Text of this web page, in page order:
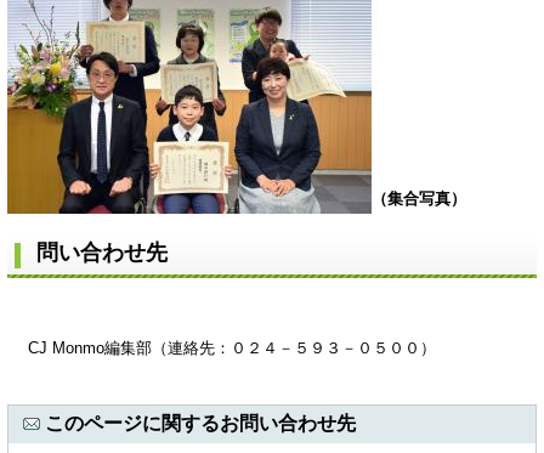
（集合写真）
問い合わせ先
CJ Monmo編集部（連絡先：０２４－５９３－０５００）
このページに関するお問い合わせ先